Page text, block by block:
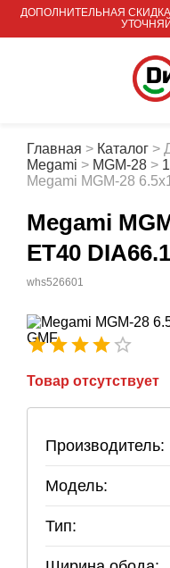
ДОПОЛНИТЕЛЬНАЯ
Главная > Каталог >
Megami > MGM-28 >
Megami MGM-28
Megami
ET40
whs526601
Товар отсутствует
Производитель:
Модель:
Тип: